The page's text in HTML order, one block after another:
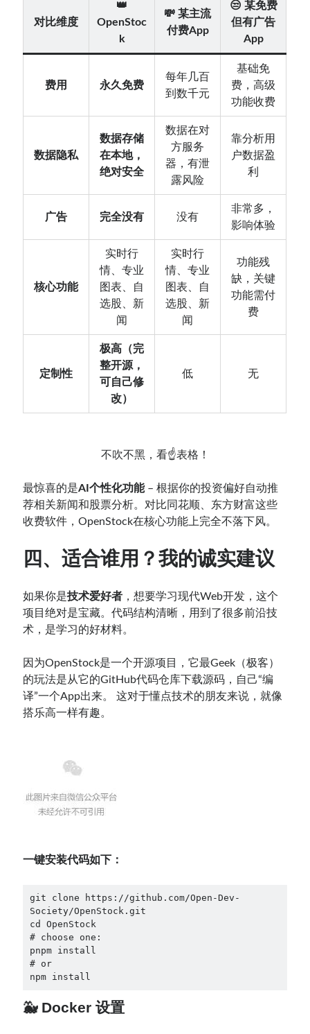
对比维度
👑
OpenStoc
k
💸 某主流
付费App
😒 某免费
但有广告
App
费用 永久免费
每年几百
到数千元
基础免
费，高级
功能收费
数据隐私
数据存储
在本地，
绝对安全
数据在对
方服务
器，有泄
露风险
靠分析用
户数据盈
利
广告 完全没有 没有
非常多，
影响体验
核心功能
实时行
情、专业
图表、自
选股、新
闻
实时行
情、专业
图表、自
选股、新
闻
功能残
缺，关键
功能需付
费
定制性
极高（完
整开源，
可自己修
改）
低 无
不吹不黑，看☝️表格！
最惊喜的是AI个性化功能– 根据你的投资偏好自动推
荐相关新闻和股票分析。对比同花顺、东方财富这些
收费软件，OpenStock在核心功能上完全不落下风。
四、适合谁用？我的诚实建议
如果你是技术爱好者 ，想要学习现代Web开发，这个
项目绝对是宝藏。代码结构清晰，用到了很多前沿技
术，是学习的好材料。
因为OpenStock是一个开源项目，它最Geek（极客）
的玩法是从它的GitHub代码仓库下载源码，自己“编
译”一个App出来。 这对于懂点技术的朋友来说，就像
搭乐高一样有趣。
一键安装代码如下：
git clone https://github.com/Open-Dev-
Society/OpenStock.git
cd OpenStock
# choose one:
pnpm install
# or
npm install
🐳 Docker 设置